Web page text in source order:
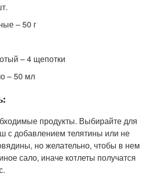
– 50 г
– 4 щепотки
– 50 мл
продукты. Выбирайте для
с добавлением телятины или не
но желательно, чтобы в нем
сало, иначе котлеты получатся